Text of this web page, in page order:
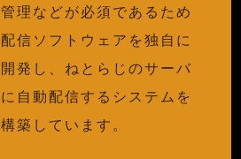
管理などが必須であるため
配信ソフトウェアを独自に
開発し、ねとらじのサーバ
に自動配信するシステムを
構築しています。